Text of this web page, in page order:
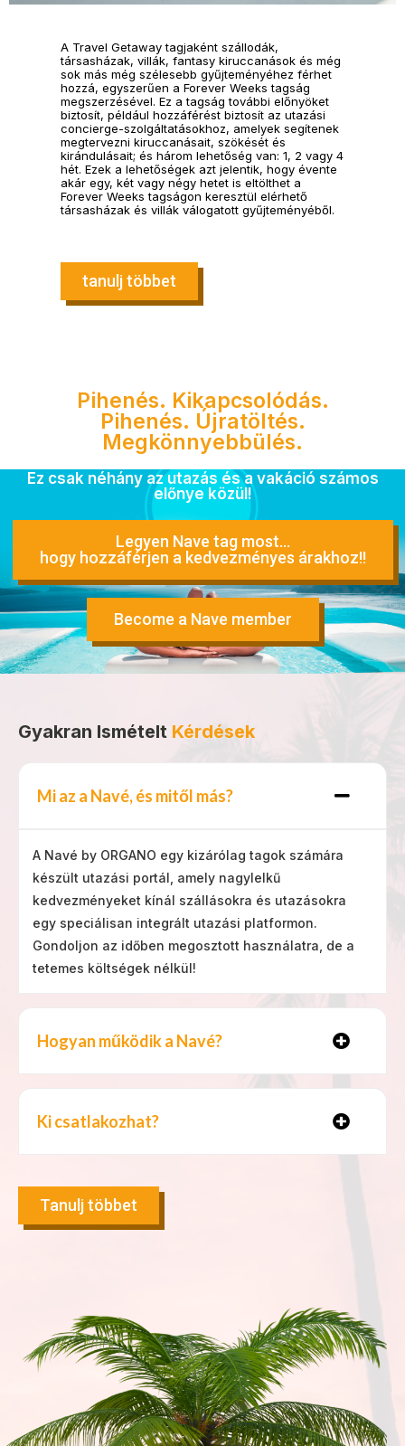
A Travel Getaway tagjaként szállodák,
társasházak, villák, fantasy kiruccanások és még
sok más még szélesebb gyűjteményéhez férhet
hozzá, egyszerűen a Forever Weeks tagság
megszerzésével. Ez a tagság további előnyöket
biztosít, például hozzáférést biztosít az utazási
concierge-szolgáltatásokhoz, amelyek segítenek
megtervezni kiruccanásait, szökését és
kirándulásait; és három lehetőség van: 1, 2 vagy 4
hét. Ezek a lehetőségek azt jelentik, hogy évente
akár egy, két vagy négy hetet is eltölthet a
Forever Weeks tagságon keresztül elérhető
társasházak és villák válogatott gyűjteményéből.
tanulj többet
Pihenés. Kikapcsolódás.
Pihenés. Újratöltés.
Megkönnyebbülés.
Ez csak néhány az utazás és a vakáció számos
előnye közül!
Legyen Nave tag most...
hogy hozzáférjen a kedvezményes árakhoz!!
Become a Nave member
Gyakran Ismételt Kérdések
Mi az a Navé, és mitől más?
A Navé by ORGANO egy kizárólag tagok számára
készült utazási portál, amely nagylelkű
kedvezményeket kínál szállásokra és utazásokra
egy speciálisan integrált utazási platformon.
Gondoljon az időben megosztott használatra, de a
tetemes költségek nélkül!
Hogyan működik a Navé?
Ki csatlakozhat?
Tanulj többet